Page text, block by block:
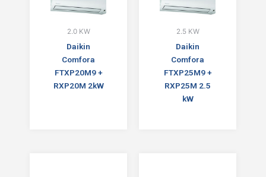
2.0 KW
Daikin
Comfora
FTXP20M9 +
RXP20M 2kW
2.5 KW
Daikin
Comfora
FTXP25M9 +
RXP25M 2.5
kW